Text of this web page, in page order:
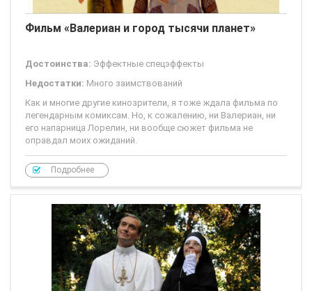
Фильм «Валериан и город тысячи планет»
Достоинства: Эффектные спецэффекты
Недостатки: Много заимствований
Как и многие другие кинозрители, я тоже ждала фильма по
легендарным комиксам. Но, к сожалению, ни Валериан, ни
его напарница Лорелин, ни вообще сюжет фильма не
оправдал моих ожиданий.
Подробнее